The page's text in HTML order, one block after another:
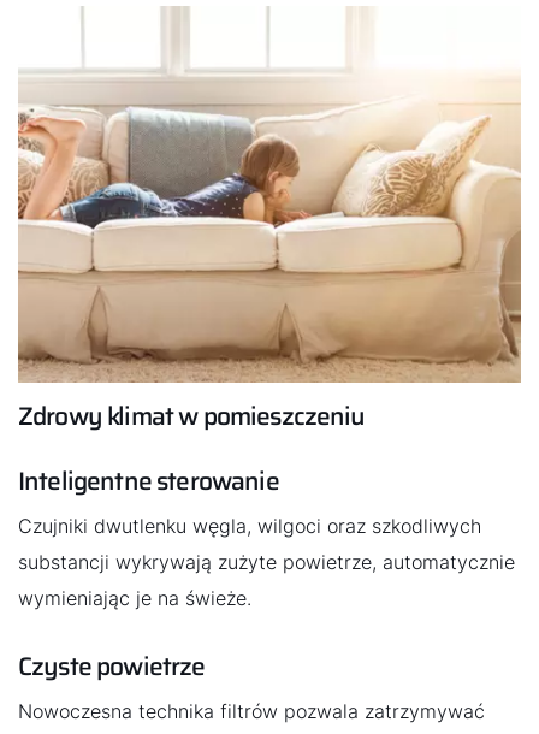
Zdrowy klimat w pomieszczeniu
Inteligentne sterowanie
Czujniki dwutlenku węgla, wilgoci oraz szkodliwych
substancji wykrywają zużyte powietrze, automatycznie
wymieniając je na świeże.
Czyste powietrze
Nowoczesna technika filtrów pozwala zatrzymywać
Cześć!
Jak możemy Ci pomóc?
Znajdź swojego eksperta
Przydatne linki